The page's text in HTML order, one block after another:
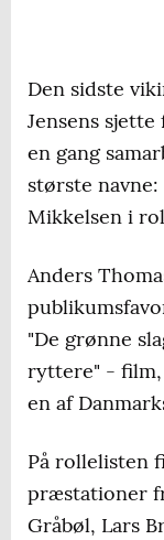
Den sidste
Jensens
en gang
største navne:
Mikkelsen i
Anders
"De grønne
ryttere" - film,
en af
På rollelisten
præstationer
Gråbøl, Lars